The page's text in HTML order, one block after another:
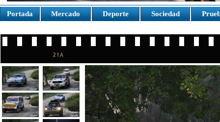
Portada Mercado Deporte Sociedad